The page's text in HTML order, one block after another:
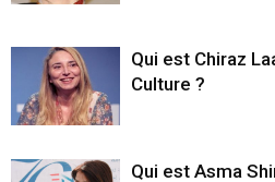
Qui est Chiraz
Culture ?
Qui est Asma